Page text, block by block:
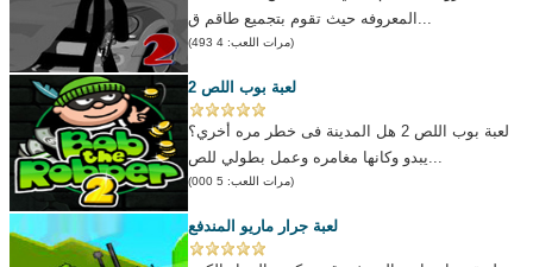
(مرات اللعب: 4 493)
لعبة بوب اللص 2
لعبة بوب اللص 2 هل المدينة فى خطر مره أخري؟
(مرات اللعب: 5 000)
لعبة جرار ماريو المندفع